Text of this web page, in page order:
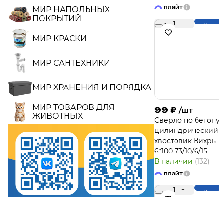
МИР НАПОЛЬНЫХ
ПОКРЫТИЙ
МИР КРАСКИ
МИР САНТЕХНИКИ
МИР ХРАНЕНИЯ И ПОРЯДКА
МИР ТОВАРОВ ДЛЯ
ЖИВОТНЫХ
- 1 +
99 ₽ /шт
Сверло по бетону
цилиндрический
хвостовик Вихрь
6*100 73/10/6/15
В наличии (132)
- 1 +